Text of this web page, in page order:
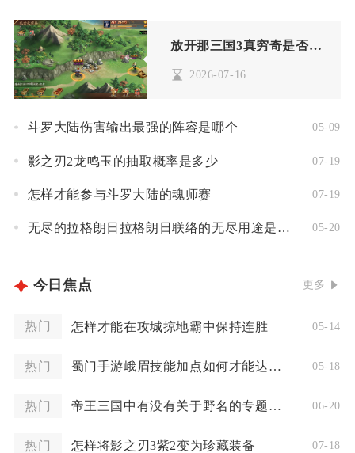
放开那三国3真穷奇是否需要付费
2026-07-16
斗罗大陆伤害输出最强的阵容是哪个 05-09
影之刃2龙鸣玉的抽取概率是多少 07-19
怎样才能参与斗罗大陆的魂师赛 07-19
无尽的拉格朗日拉格朗日联络的无尽用途是什么 05-20
今日焦点 更多
热门 怎样才能在攻城掠地霸中保持连胜 05-14
热门 蜀门手游峨眉技能加点如何才能达到最佳效果 05-18
热门 帝王三国中有没有关于野名的专题页面 06-20
热门 怎样将影之刃3紫2变为珍藏装备 07-18